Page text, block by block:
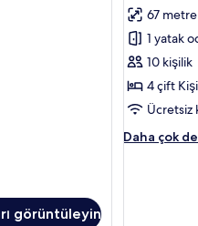
görüntüleyin
için
tüm
görün
67
1 yatak
10 kişilik
4 çift
Ücretsiz
Daha çok
Family